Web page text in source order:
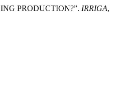
PRODUCTION?”. IRRIGA,